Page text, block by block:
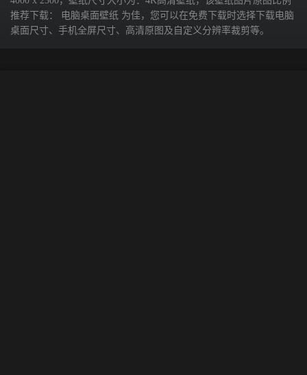
推荐下载： 电脑桌面壁纸 为佳，您可以在免费下载时选择下载电脑
桌面尺寸、手机全屏尺寸、高清原图及自定义分辨率裁剪等。